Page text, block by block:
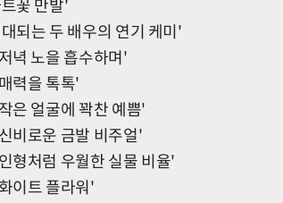
꽃 만발'
되는 두 배우의 연기 케미'
녁 노을 흡수하며'
력을 톡톡'
은 얼굴에 꽉찬 예쁨'
비로운 금발 비주얼'
형처럼 우월한 실물 비율'
이트 플라워'